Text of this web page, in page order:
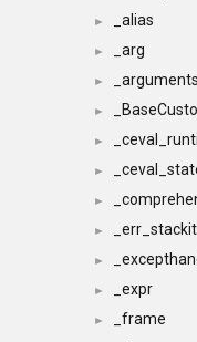
► _alias
► _arg
► _arguments
►
►
►
►
►
►
► _expr
► _frame